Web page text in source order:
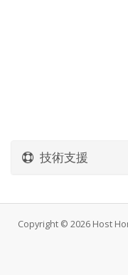
技術支援
Copyright © 2026 Host